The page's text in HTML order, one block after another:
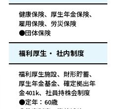
健康保険、厚生年金保険、
雇用保険、労災保険
●団体保険
福利厚生・ 社内制度
福利厚生施設、財形貯蓄、
厚生年金基金、確定拠出年
金401k、社員持株会制度
●定年：60歳